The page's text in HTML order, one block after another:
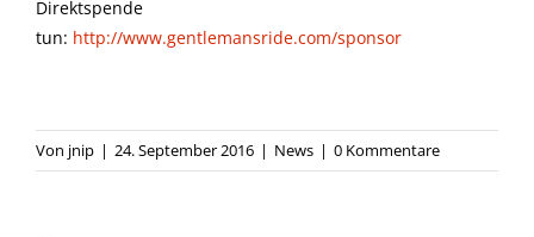
Direktspende
tun: http://www.gentlemansride.com/sponsor
Von jnip | 24. September 2016 | News | 0 Kommentare